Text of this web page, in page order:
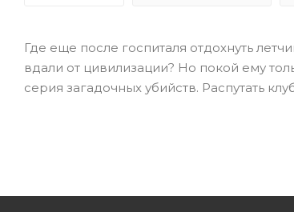
Где еще после госпиталя отдохнуть
вдали от цивилизации? Но покой ему
серия загадочных убийств. Распутать